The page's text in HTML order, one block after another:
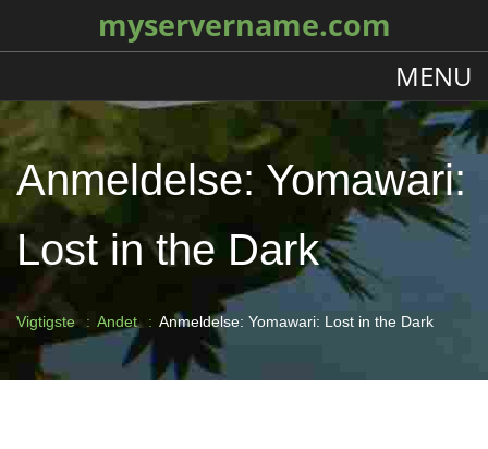
myservername.com
MENU
Anmeldelse: Yomawari:
Lost in the Dark
Vigtigste Andet Anmeldelse: Yomawari: Lost in the Dark